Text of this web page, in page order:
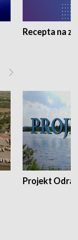
Recepta na
Projekt Odra